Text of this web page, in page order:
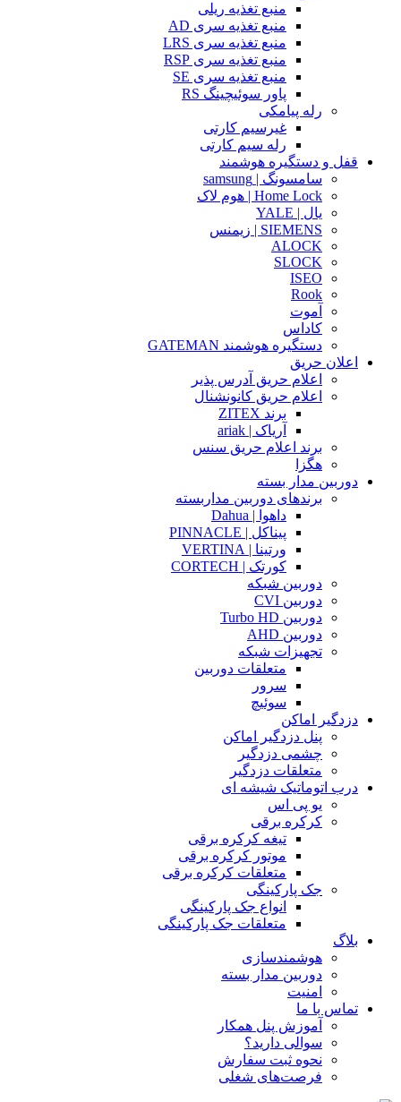
منبع تغذیه ریلی
منبع تغذیه سری AD
منبع تغذیه سری LRS
منبع تغذیه سری RSP
منبع تغذیه سری SE
پاور سوئیچینگ RS
رله پیامکی
غیرسیم کارتی
رله سیم کارتی
قفل و دستگیره هوشمند
سامسونگ | samsung
Home Lock | هوم لاک
یال | YALE
SIEMENS | زیمنس
ALOCK
SLOCK
ISEO
Rook
آموت
کاداس
دستگیره هوشمند GATEMAN
اعلان حریق
اعلام حریق آدرس پذیر
اعلام حریق کانونشنال
برند ZITEX
آریاک | ariak
برند اعلام حریق سنس
هگزا
دوربین مدار بسته
برندهای دوربین مداربسته
داهوا | Dahua
پیناکل | PINNACLE
ورتینا | VERTINA
کورتک | CORTECH
دوربین شبکه
دوربین CVI
دوربین Turbo HD
دوربین AHD
تجهیزات شبکه
متعلقات دوربین
سرور
سوئیچ
دزدگیر اماکن
پنل دزدگیر اماکن
چشمی دزدگیر
متعلقات دزدگیر
درب اتوماتیک شیشه ای
یو پی اس
کرکره برقی
تیغه کرکره برقی
موتور کرکره برقی
متعلقات کرکره برقی
جک پارکینگی
انواع جک پارکینگی
متعلقات جک پارکینگی
بلاگ
هوشمندسازی
دوربین مدار بسته
امنیت
تماس با ما
آموزش پنل همکار
سوالی دارید؟
نحوه ثبت سفارش
فرصت‌های شغلی